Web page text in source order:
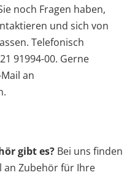
noch Fragen haben,
und sich von
Telefonisch
91994-00. Gerne
an
gibt es? Bei uns finden
an Zubehör für Ihre